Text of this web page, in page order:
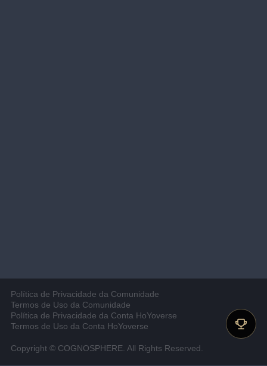
Política de Privacidade da Comunidade
Termos de Uso da Comunidade
Política de Privacidade da Conta HoYoverse
Termos de Uso da Conta HoYoverse
Copyright © COGNOSPHERE. All Rights Reserved.